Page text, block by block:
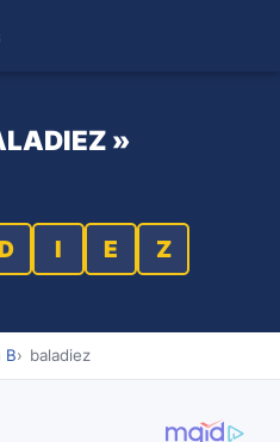
»
D I E Z
B baladiez